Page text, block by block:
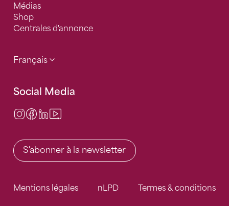
Médias
Shop
Centrales d'annonce
Français
Social Media
Instagram
Facebook
LinkedIn
S'abonner à la newsletter
Mentions légales nLPD Termes & conditions